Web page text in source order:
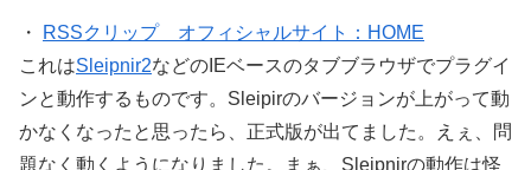
・
RSSクリップ オフィシャルサイト：HOME
これはSleipnir2などのIEベースのタブブラウザでプラグイ
ンと動作するものです。Sleipirのバージョンが上がって動
かなくなったと思ったら、正式版が出てました。えぇ、問
題なく動くようになりました。まぁ、Sleipnirの動作は怪